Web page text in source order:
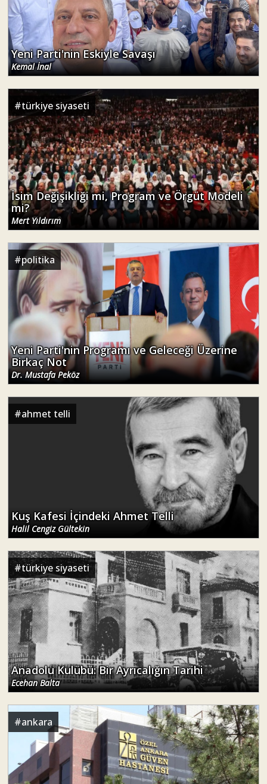
Yeni Parti'nin Eskiyle Savaşı
Kemal İnal
#türkiye siyaseti
İsim Değişikliği mi, Program ve Örgüt Modeli
mi?
Mert Yıldırım
#politika
Yeni Parti'nin Programı ve Geleceği Üzerine
Birkaç Not
Dr. Mustafa Peköz
#ahmet telli
Kuş Kafesi İçindeki Ahmet Telli
Halil Cengiz Gültekin
#türkiye siyaseti
Anadolu Kulübü: Bir Ayrıcalığın Tarihi
Ecehan Balta
#ankara